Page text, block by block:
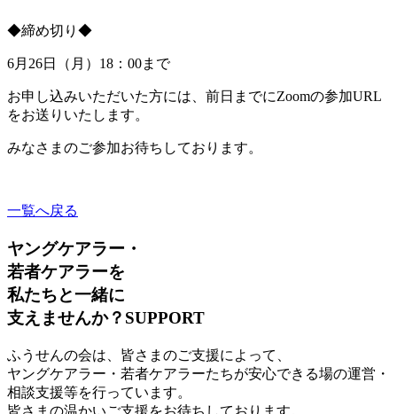
◆締め切り◆
6月26日（月）18：00まで
お申し込みいただいた方には、前日までにZoomの参加URL
をお送りいたします。
みなさまのご参加お待ちしております。
一覧へ戻る
ヤングケアラー・
若者ケアラーを
私たちと一緒に
支えませんか？ SUPPORT
ふうせんの会は、皆さまのご支援によって、
ヤングケアラー・若者ケアラーたちが安心できる場の運営・
相談支援等を行っています。
皆さまの温かいご支援をお待ちしております。